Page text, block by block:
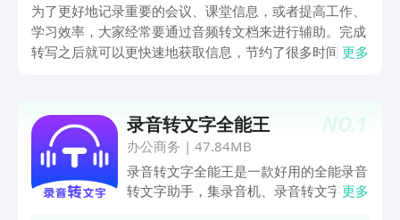
为了更好地记录重要的会议、课堂信息，或者提高工作、
学习效率，大家经常要通过音频转文档来进行辅助。完成
转写之后就可以更快速地获取信息，节约了很多时间，这
费版。
更多
NO.1
录音转文字全能王
办公商务 | 47.84MB
录音转文字全能王是一款好用的全能录音
转文字助手，集录音机、录音转文字、视
更多